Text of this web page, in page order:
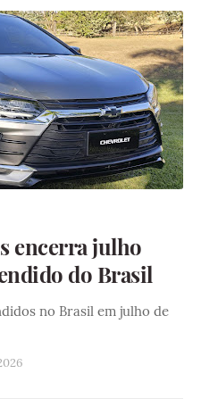
encerra julho
do Brasil
no Brasil em julho de